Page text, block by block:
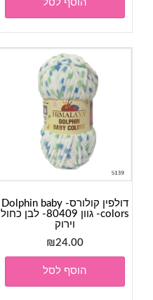
הוסף לסל
דולפין קולורס- Dolphin baby
colors- גוון 80409- לבן כחול
וירוק
₪24.00
הוסף לסל